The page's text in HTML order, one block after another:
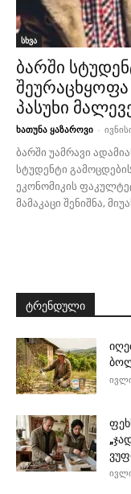
სხვა
ბარში
შეურაცხყოფა
პასუხი
ხათუნა ყაზაროვი -
ბარში უამრავი
სტუდენტი
ეკონომიკის
მამაკაცი შენიშნა,
ტრენდული